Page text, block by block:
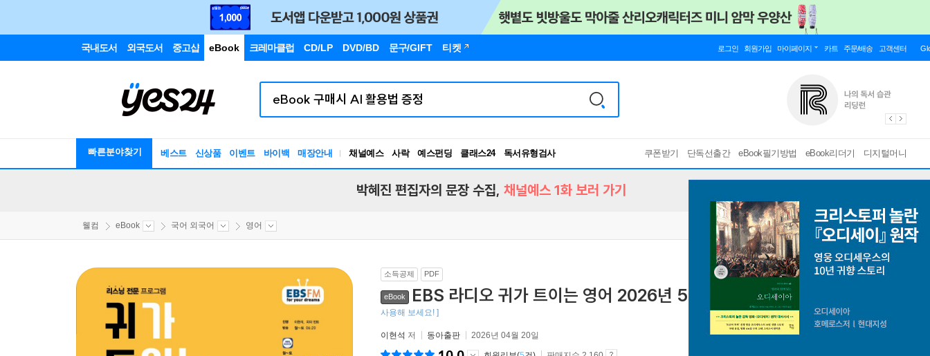
국내도서 외국도서 중고샵 eBook 크레마클럽 CD/LP DVD/BD 문구/GIFT 티켓 로그인 회원가입 마이페이지 카트 주문/배송 고객센터
빠른분야찾기 베스트 신상품 이벤트 바이백 매장안내 채널예스 사락 예스펀딩 클래스24
독서유형검사
RBTI Lab
쿠폰받기 단독선출간 eBook필기방법 eBook리더기 디지털머니
박혜진 편집자의 문장 수집, 채널예스 1화 보러 가기
웰컴 eBook 국어 외국어 영어
소득공제 PDF
eBook EBS 라디오 귀가 트이는 영어 2026년 5월호 EBS FM 시리즈
사용해 보세요! ]
이현석 저 동아출판 2026년 04월 20일